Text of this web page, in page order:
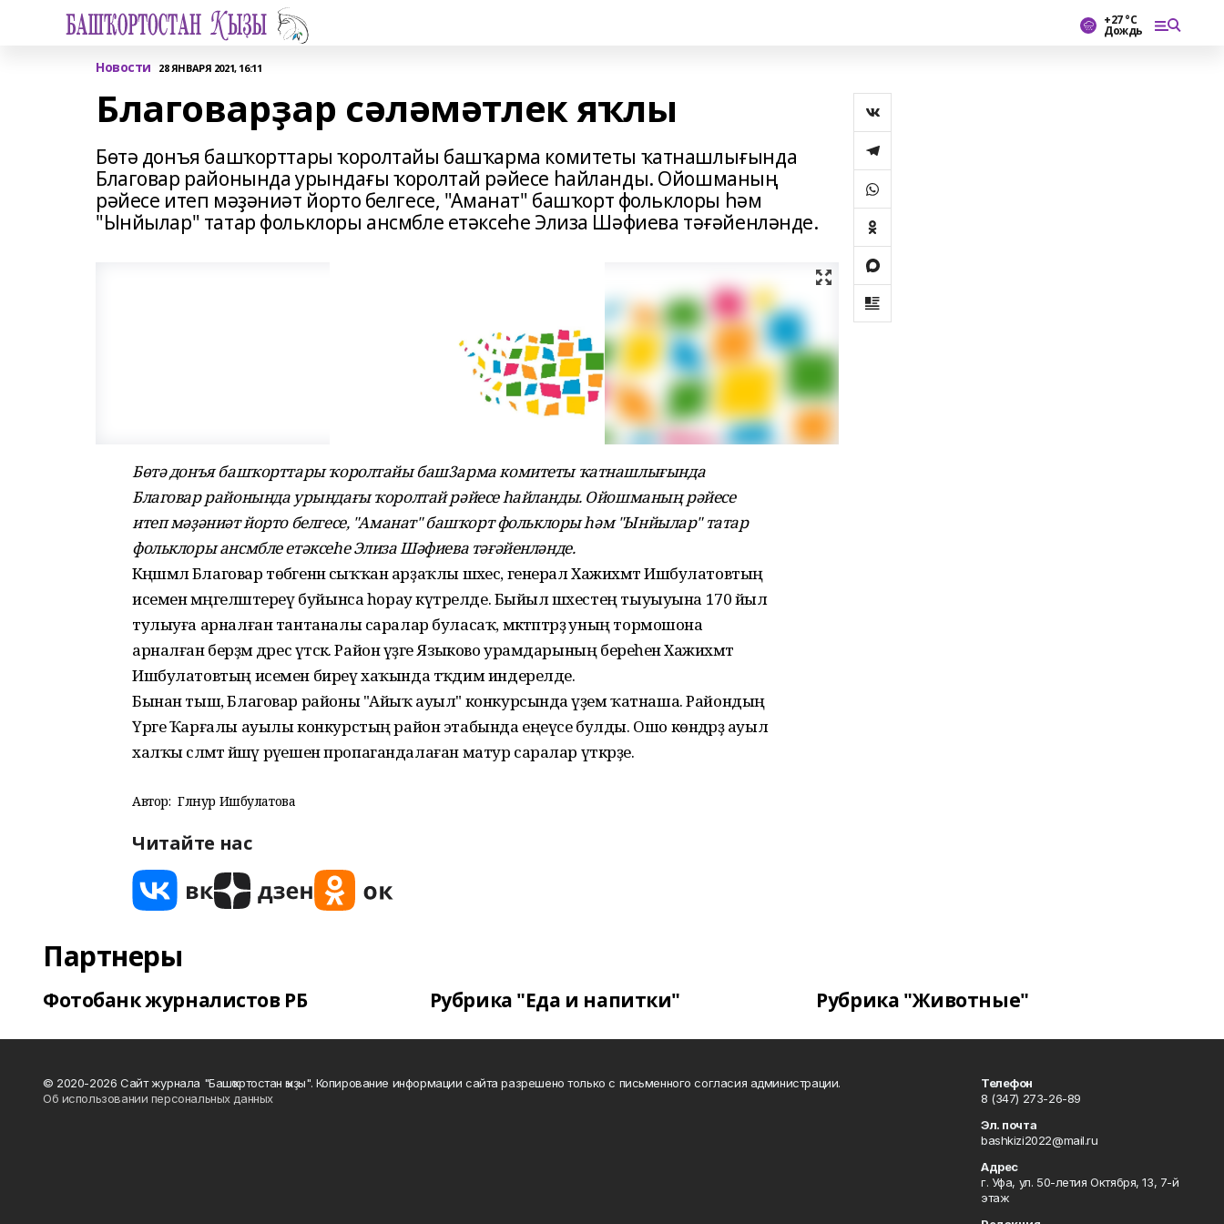
+27 °С
Дождь
Новости 28 ЯНВАРЯ 2021, 16:11
Благоварҙар сәләмәтлек яҡлы
Бөтә донъя башҡорттары ҡоролтайы башҡарма комитеты ҡатнашлығында
Благовар районында урындағы ҡоролтай рәйесе һайланды. Ойошманың
рәйесе итеп мәҙәниәт йорто белгесе, "Аманат" башҡорт фольклоры һәм
"Ынйылар" татар фольклоры ансмбле етәксеһе Элиза Шәфиева тәғәйенләнде.
Бөтә донъя башҡорттары ҡоролтайы баш3арма комитеты ҡатнашлығында
Благовар районында урындағы ҡоролтай рәйесе һайланды. Ойошманың рәйесе
итеп мәҙәниәт йорто белгесе, "Аманат" башҡорт фольклоры һәм "Ынйылар" татар
фольклоры ансмбле етәксеһе Элиза Шәфиева тәғәйенләнде.
Кәңәшмәлә Благовар төбәгенән сыҡҡан арҙаҡлы шәхес, генерал Хажиәхмәт Ишбулатовтың
исемен мәңгеләштереү буйынса һорау күтәрелде. Быйыл шәхестең тыуыуына 170 йыл
тулыуға арналған тантаналы саралар буласаҡ, мәктәптәрҙә уның тормошона
арналған берҙәм дәрес үтәсәк. Район үҙәге Языково урамдарының береһенә Хажиәхмәт
Ишбулатовтың исемен биреү хаҡында тәҡдим индерелде.
Бынан тыш, Благовар районы "Айыҡ ауыл" конкурсында әүҙем ҡатнаша. Райондың
Үрге Ҡарғалы ауылы конкурстың район этабында еңеүсе булды. Ошо көндәрҙә ауыл
халҡы сәләмәт йәшәү рәүешен пропагандалаған матур саралар үткәрҙе.
Автор: Гөлнур Ишбулатова
Читайте нас
Партнеры
Фотобанк журналистов РБ Рубрика "Еда и напитки" Рубрика "Животные"
© 2020-2026 Сайт журнала "Башҡортостан ҡыҙы". Копирование информации сайта разрешено только с письменного согласия администрации.
Об использовании персональных данных
Телефон
8 (347) 273-26-89
Эл. почта
bashkizi2022@mail.ru
Адрес
г. Уфа, ул. 50-летия Октября, 13, 7-й
этаж